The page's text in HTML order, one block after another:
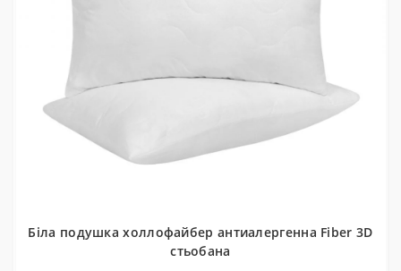
Біла подушка холлофайбер антиалергенна Fiber 3D
стьобана